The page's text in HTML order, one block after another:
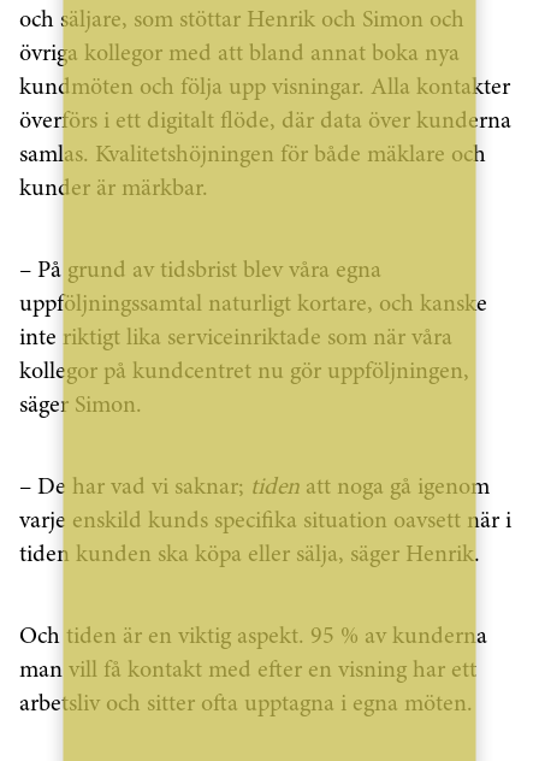
och säljare, som stöttar Henrik och Simon och
övriga kollegor med att bland annat boka nya
kundmöten och följa upp visningar. Alla kontakter
överförs i ett digitalt flöde, där data över kunderna
samlas. Kvalitetshöjningen för både mäklare och
kunder är märkbar.
– På grund av tidsbrist blev våra egna
uppföljningssamtal naturligt kortare, och kanske
inte riktigt lika serviceinriktade som när våra
kollegor på kundcentret nu gör uppföljningen,
säger Simon.
– De har vad vi saknar; tiden att noga gå igenom
varje enskild kunds specifika situation oavsett när i
tiden kunden ska köpa eller sälja, säger Henrik.
Och tiden är en viktig aspekt. 95 % av kunderna
man vill få kontakt med efter en visning har ett
arbetsliv och sitter ofta upptagna i egna möten.